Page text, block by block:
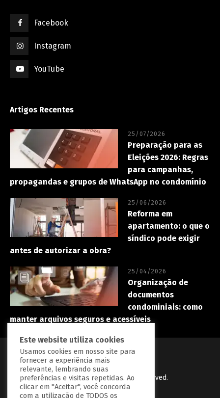
Facebook
Instagram
YouTube
Artigos Recentes
25/07/2026
Preparação para as
Eleições 2026: Regras
para campanhas,
propagandas e grupos de WhatsApp no condomínio
25/06/2026
Reforma em
apartamento: o que o
síndico pode exigir
antes de autorizar a obra?
25/04/2026
Organização de
documentos
condominiais: como
manter arquivos seguros e acessíveis
PredialBR© Copryright 2023 | All Right Reserved.
Desenvolvido porBGrow Tecnologia
Este website utiliza cookies
Usamos cookies em nosso site para
fornecer a experiência mais
relevante, lembrando suas
preferências e visitas repetidas. Ao
clicar em "Aceitar", você concorda
com a utilização de TODOS os